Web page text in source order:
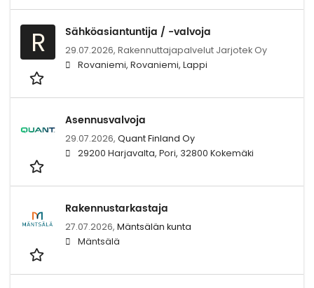
R Sähköasiantuntija / -valvoja
29.07.2026, Rakennuttajapalvelut Jarjotek Oy
Rovaniemi, Rovaniemi, Lappi
Asennusvalvoja
29.07.2026, Quant Finland Oy
29200 Harjavalta, Pori, 32800 Kokemäki
Rakennustarkastaja
27.07.2026, Mäntsälän kunta
Mäntsälä